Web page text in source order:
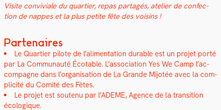
Vis­ite con­viviale du quarti­er, repas partagés, ate­lier de con­fec­
tion de nappes et la plus petite fête des voisins !
Partenaires
Le Quarti­er pilote de l’alimentation durable est un pro­jet porté
par La Com­mu­nauté Écotable. L’as­so­ci­a­tion Yes We Camp l’ac­
com­pa­gne dans l’or­gan­i­sa­tion de La Grande Mijotée avec la com­
plic­ité du Comité des Fêtes.
Le pro­jet est soutenu par l’ADEME, Agence de la tran­si­tion
écologique.